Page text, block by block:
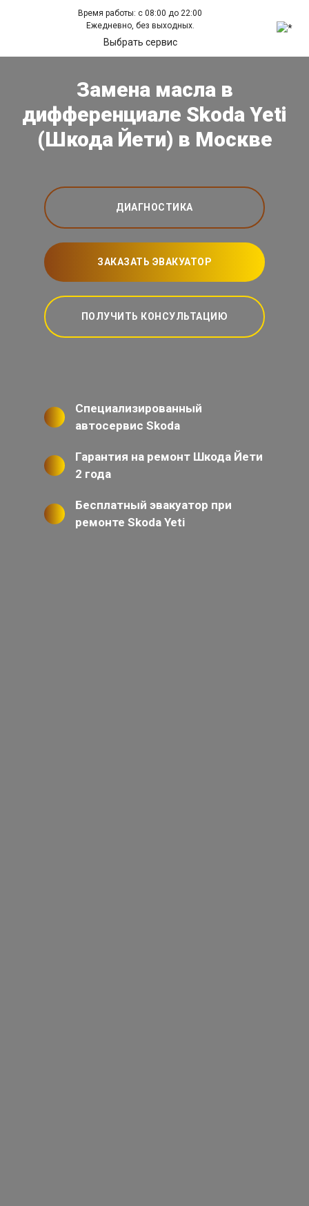
Время работы: с 08:00 до 22:00
Ежедневно, без выходных.
Выбрать сервис
Замена масла в
дифференциале Skoda Yeti
(Шкода Йети) в Москве
ДИАГНОСТИКА
ЗАКАЗАТЬ ЭВАКУАТОР
ПОЛУЧИТЬ КОНСУЛЬТАЦИЮ
Специализированный
автосервис Skoda
Гарантия на ремонт Шкода Йети
2 года
Бесплатный эвакуатор при
ремонте Skoda Yeti